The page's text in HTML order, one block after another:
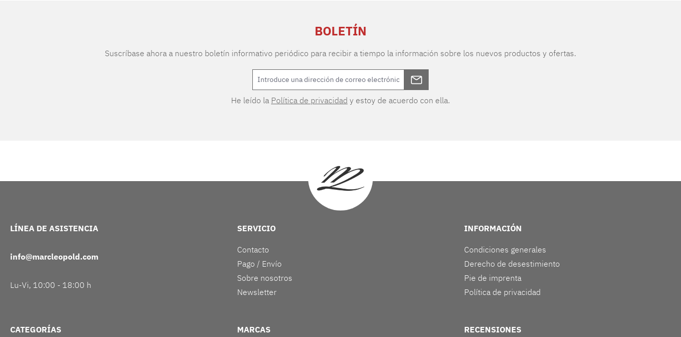
BOLETÍN
Suscríbase ahora a nuestro boletín informativo periódico para recibir a tiempo la información sobre los nuevos productos y ofertas.
He leído la Política de privacidad y estoy de acuerdo con ella.
LÍNEA DE ASISTENCIA
info@marcleopold.com
Lu-Vi, 10:00 - 18:00 h
SERVICIO
Contacto
Pago / Envío
Sobre nosotros
Newsletter
INFORMACIÓN
Condiciones generales
Derecho de desestimiento
Pie de imprenta
Política de privacidad
CATEGORÍAS MARCAS RECENSIONES